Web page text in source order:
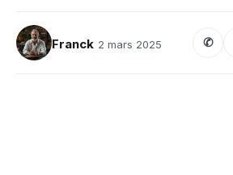
Franck 2 mars 2025 ✆